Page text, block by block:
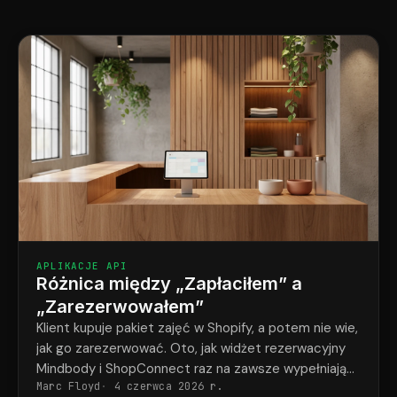
APLIKACJE API
Różnica między „Zapłaciłem” a
„Zarezerwowałem”
Klient kupuje pakiet zajęć w Shopify, a potem nie wie,
jak go zarezerwować. Oto, jak widżet rezerwacyjny
Mindbody i ShopConnect raz na zawsze wypełniają
tę lukę.
Marc Floyd 4 czerwca 2026 r.